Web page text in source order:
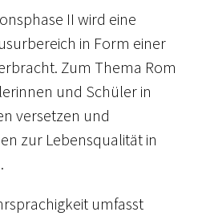
II wird eine
in Form einer
Zum Thema Rom
und Schüler in
versetzen und
zur Lebensqualität in
umfasst